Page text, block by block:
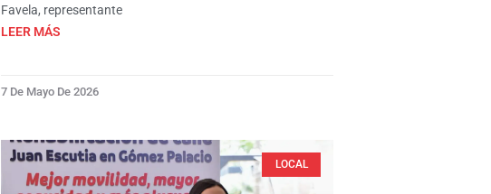
Favela, representante
LEER MÁS
7 De Mayo De 2026
LOCAL